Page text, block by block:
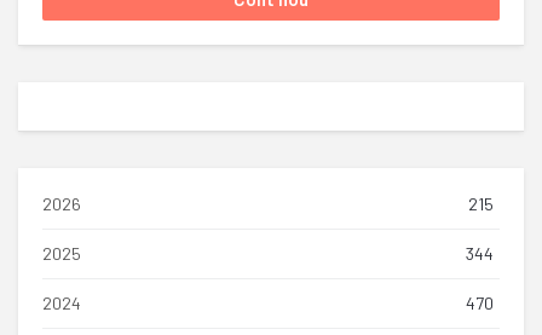
2026 215
2025 344
2024 470